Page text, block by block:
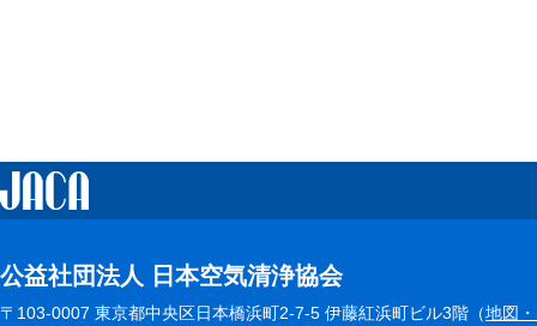
公益社団法人 日本空気清浄協会
〒103-0007 東京都中央区日本橋浜町2-7-5 伊藤紅浜町ビル3階（地図